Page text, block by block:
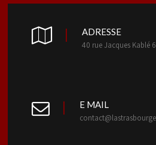
ADRESSE
40 rue Jacques Kablé
E MAIL